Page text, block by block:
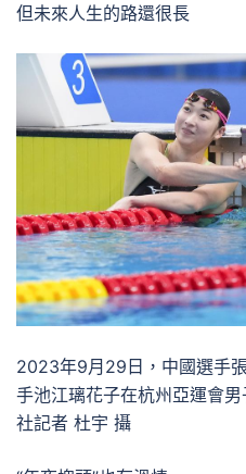
但未來人生的路還很長
2023年9月29日，中國選手
手池江璃花子在杭州亞運會
社記者 杜宇 攝